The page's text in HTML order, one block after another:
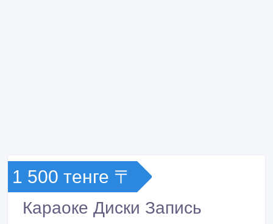
1 500 тенге 〒
Караоке Диски Запись